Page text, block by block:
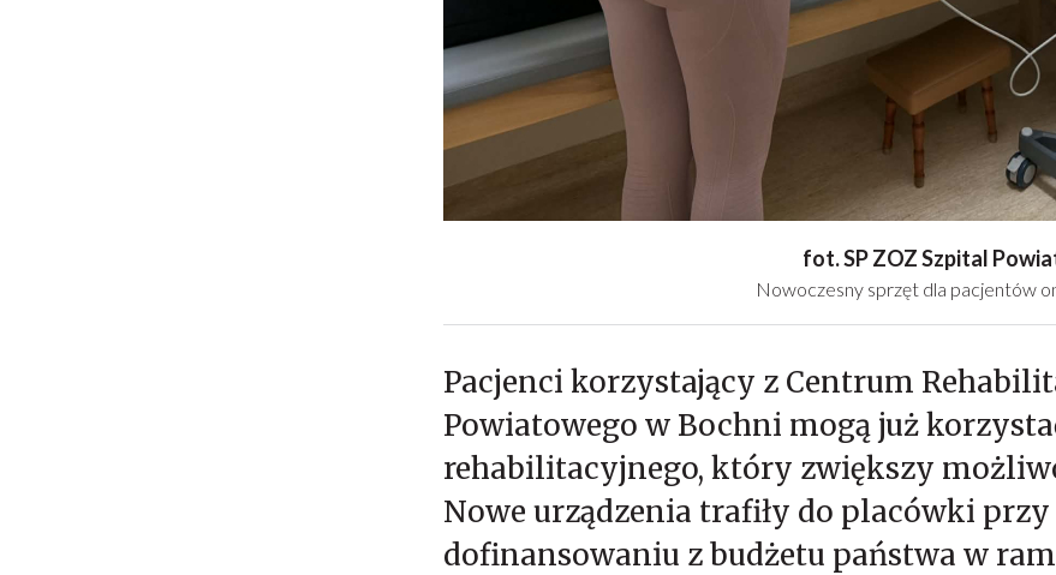
fot. SP ZOZ Szpital
Nowoczesny sprzęt dla pacjentów
Pacjenci korzystający z Centrum
Powiatowego w Bochni mogą już
rehabilitacyjnego, który zwiększy
Nowe urządzenia trafiły do placówki
dofinansowaniu z budżetu państwa w